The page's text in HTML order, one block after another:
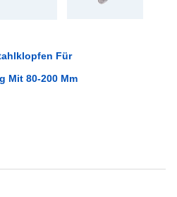
Für
Mit 80-200 Mm